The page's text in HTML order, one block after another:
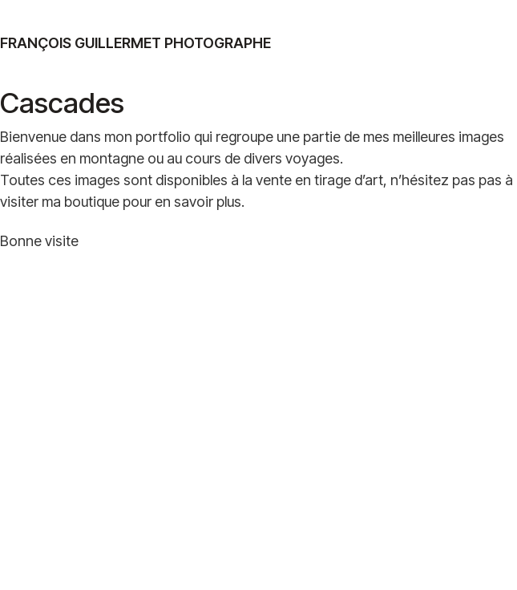
FRANÇOIS GUILLERMET PHOTOGRAPHE
Cascades
Bienvenue dans mon portfolio qui regroupe une partie de mes meilleures images
réalisées en montagne ou au cours de divers voyages.
Toutes ces images sont disponibles à la vente en tirage d’art, n’hésitez pas pas à
visiter ma boutique pour en savoir plus.
Bonne visite